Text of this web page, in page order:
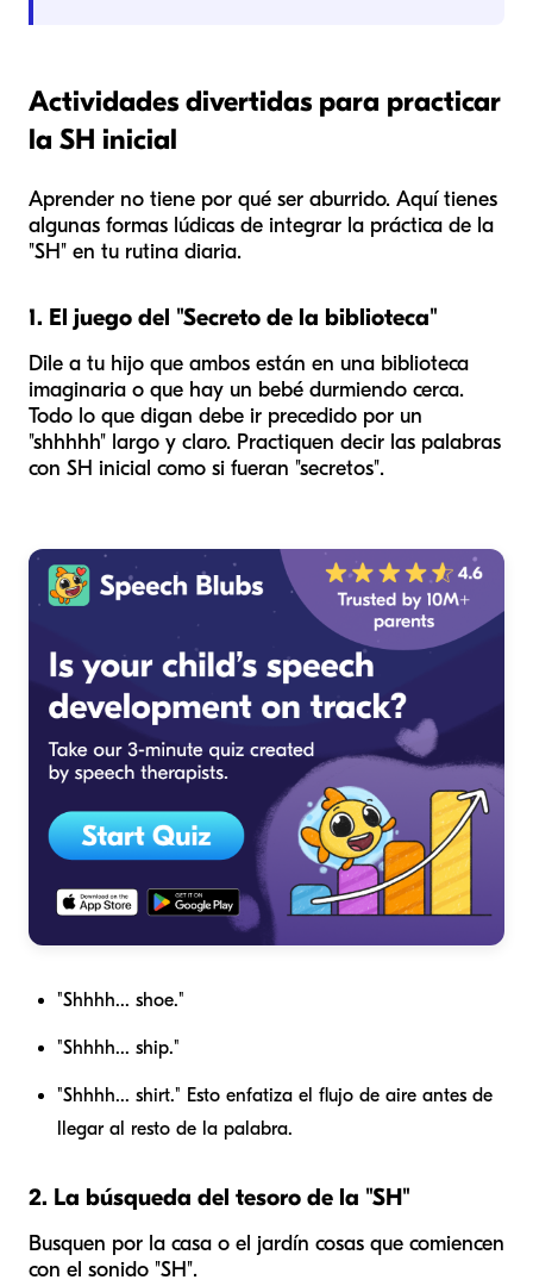
Actividades divertidas para practicar
la SH inicial
Aprender no tiene por qué ser aburrido. Aquí tienes
algunas formas lúdicas de integrar la práctica de la
"SH" en tu rutina diaria.
1. El juego del "Secreto de la biblioteca"
Dile a tu hijo que ambos están en una biblioteca
imaginaria o que hay un bebé durmiendo cerca.
Todo lo que digan debe ir precedido por un
"shhhhh" largo y claro. Practiquen decir las palabras
con SH inicial como si fueran "secretos".
"Shhhh... shoe."
"Shhhh... ship."
"Shhhh... shirt." Esto enfatiza el flujo de aire antes de
llegar al resto de la palabra.
2. La búsqueda del tesoro de la "SH"
Busquen por la casa o el jardín cosas que comiencen
con el sonido "SH".